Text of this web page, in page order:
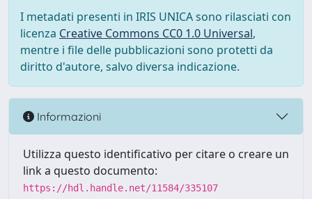
I metadati presenti in IRIS UNICA sono rilasciati con
licenza Creative Commons CC0 1.0 Universal,
mentre i file delle pubblicazioni sono protetti da
diritto d'autore, salvo diversa indicazione.
Informazioni
Utilizza questo identificativo per citare o creare un
link a questo documento:
https://hdl.handle.net/11584/335107